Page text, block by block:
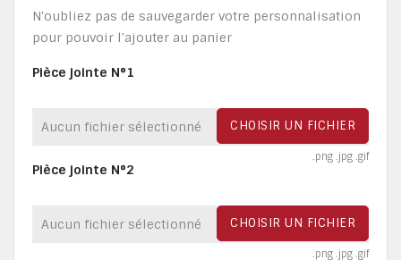
N'oubliez pas de sauvegarder votre personnalisation
pour pouvoir l'ajouter au panier
Pièce jointe N°1
Aucun fichier sélectionné CHOISIR UN FICHIER
.png .jpg .gif
Pièce jointe N°2
Aucun fichier sélectionné CHOISIR UN FICHIER
.png .jpg .gif